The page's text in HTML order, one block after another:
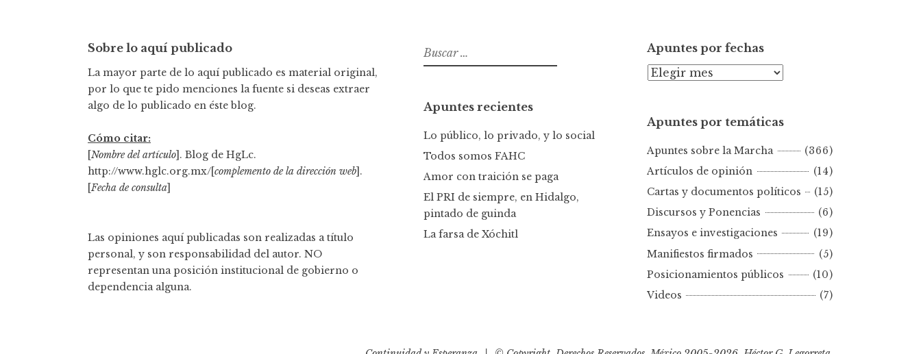
Sobre lo aquí publicado
La mayor parte de lo aquí publicado es material original,
por lo que te pido menciones la fuente si deseas extraer
algo de lo publicado en éste blog.
Cómo citar:
[Nombre del artículo]. Blog de HgLc.
http://www.hglc.org.mx/[complemento de la dirección web].
[Fecha de consulta]
Las opiniones aquí publicadas son realizadas a título
personal, y son responsabilidad del autor. NO
representan una posición institucional de gobierno o
dependencia alguna.
B
u
a
r
Apuntes recientes
Lo público, lo privado, y lo social
Todos somos FAHC
Amor con traición se paga
El PRI de siempre, en Hidalgo,
pintado de guinda
La farsa de Xóchitl
Apuntes por fechas
A
n
e
s
p
f
e
c
a
Apuntes por temáticas
Apuntes sobre la Marcha
(366)
Artículos de opinión
(14)
Cartas y documentos políticos
(15)
Discursos y Ponencias
(6)
Ensayos e investigaciones
(19)
Manifiestos firmados
(5)
Posicionamientos públicos
(10)
Videos
(7)